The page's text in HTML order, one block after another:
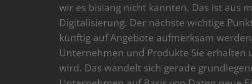
wir es bislang nicht kannten. Das ist aus
Digitalisierung. Der nächste wichtige
künftig auf Angebote aufmerksam
Unternehmen und Produkte Sie erhalten
wird. Das wandelt sich gerade